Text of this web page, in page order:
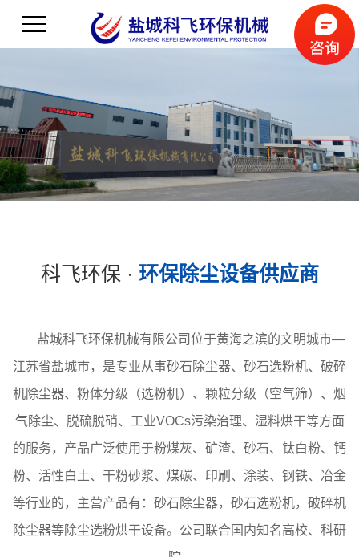
科飞环保 · 环保除尘设备供应商
盐城科飞环保机械有限公司位于黄海之滨的文明城市—
江苏省盐城市，是专业从事砂石除尘器、砂石选粉机、破碎
机除尘器、粉体分级（选粉机）、颗粒分级（空气筛）、烟
气除尘、脱硫脱硝、工业VOCs污染治理、湿料烘干等方面
的服务，产品广泛使用于粉煤灰、矿渣、砂石、钛白粉、钙
粉、活性白土、干粉砂浆、煤碳、印刷、涂装、钢铁、冶金
等行业的，主营产品有：砂石除尘器，砂石选粉机，破碎机
除尘器等除尘选粉烘干设备。公司联合国内知名高校、科研